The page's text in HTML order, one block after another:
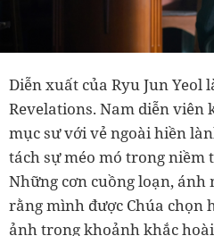
Diễn xuất của Ryu Jun Yeol
Revelations. Nam diễn viên
mục sư với vẻ ngoài hiền
tách sự méo mó trong niềm
Những cơn cuồng loạn,
rằng mình được Chúa chọn
ảnh trong khoảnh khắc